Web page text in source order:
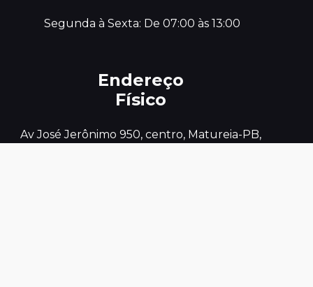
Segunda à Sexta: De 07:00 às 13:00
Endereço
Físico